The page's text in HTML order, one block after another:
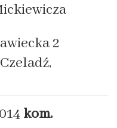
2
kom.